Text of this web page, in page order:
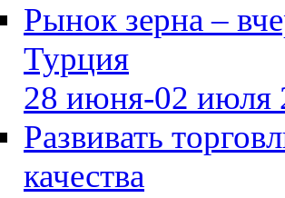
Рынок зерна –
Турция
28 июня-02 июля
Развивать
качества